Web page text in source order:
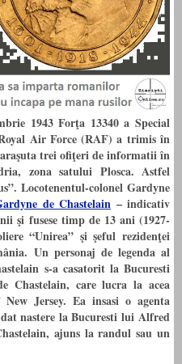
1943 Forţa 13340 a Special
Air Force (RAF) a trimis în
trei ofiţeri de informatii în
zona satului Plosca. Astfel
Locotenentul-colonel Gardyne
de Chastelain – indicativ
şi fusese timp de 13 ani (1927-
“Unirea” şi şeful rezidenţei
Un personaj de legenda al
s-a casatorit la Bucuresti
Chastelain, care lucra la acea
Jersey. Ea insasi o agenta
nastere la Bucuresti lui Alfred
ajuns la randul sau un